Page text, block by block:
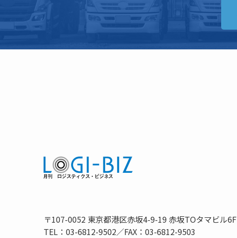
〒107-0052 東京都港区赤坂4-9-19 赤坂TOタマビル6F
TEL：03-6812-9502／FAX：03-6812-9503